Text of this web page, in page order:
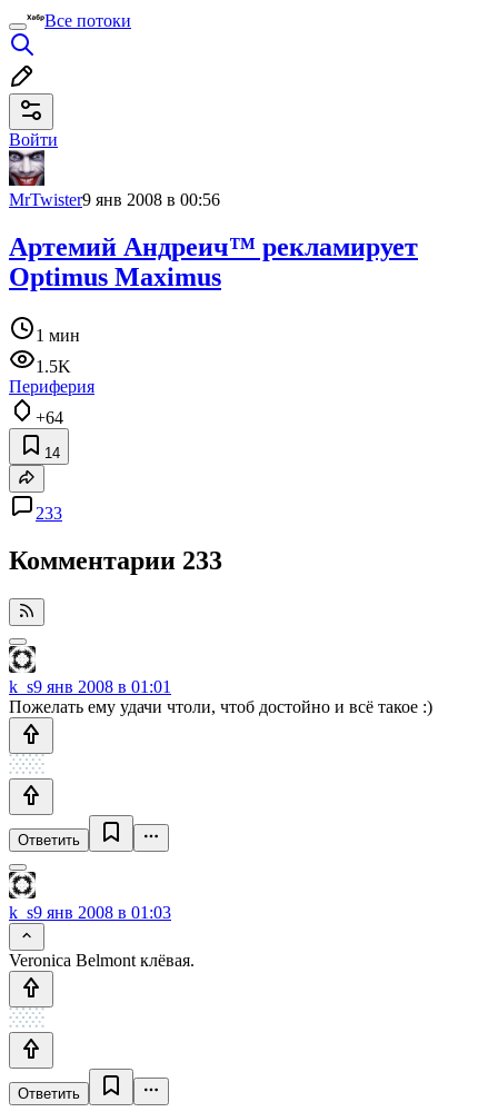
Все потоки
Войти
MrTwister9 янв 2008 в 00:56
Артемий Андреич™ рекламирует
Optimus Maximus
1 мин
1.5K
Периферия
+64
14
233
Комментарии 233
k_s9 янв 2008 в 01:01
Пожелать ему удачи чтоли, чтоб достойно и всё такое :)
Ответить
k_s9 янв 2008 в 01:03
Veronica Belmont клёвая.
Ответить